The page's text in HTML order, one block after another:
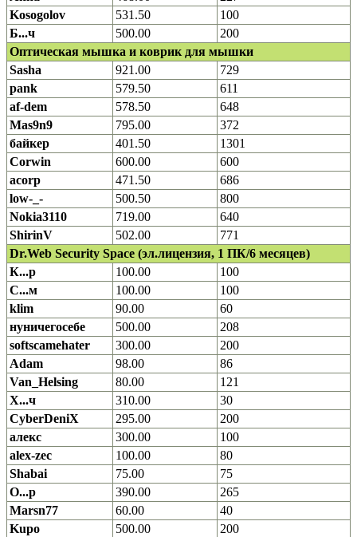
Kosogolov
531.50
100
Б...ч
500.00
200
Оптическая мышка и коврик для мышки
Sasha
921.00
729
pank
579.50
611
af-dem
578.50
648
Mas9n9
795.00
372
байкер
401.50
1301
Corwin
600.00
600
acorp
471.50
686
low-_-
500.50
800
Nokia3110
719.00
640
ShirinV
502.00
771
Dr.Web Security Space (эл.лицензия, 1 ПК/6 месяцев)
К...р
100.00
100
С...м
100.00
100
klim
90.00
60
нуничегосебе
500.00
208
softscamehater
300.00
200
Adam
98.00
86
Van_Helsing
80.00
121
Х...ч
310.00
30
CyberDeniX
295.00
200
алекс
300.00
100
alex-zec
100.00
80
Shabai
75.00
75
О...р
390.00
265
Marsn77
60.00
40
Kupo
500.00
200